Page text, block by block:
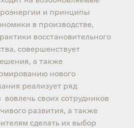
и принципы
в производстве,
восстановительного
совершенствует
а также
нового
реализует ряд
своих сотрудников
развития, а также
сделать их выбор